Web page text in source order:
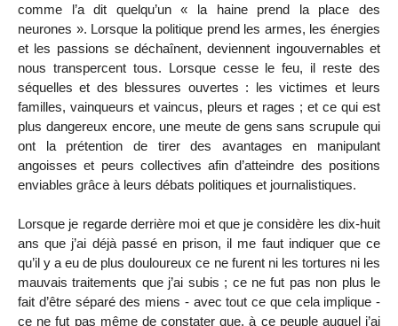
comme l’a dit quelqu’un « la haine prend la place des
neurones ». Lorsque la politique prend les armes, les énergies
et les passions se déchaînent, deviennent ingouvernables et
nous transpercent tous. Lorsque cesse le feu, il reste des
séquelles et des blessures ouvertes : les victimes et leurs
familles, vainqueurs et vaincus, pleurs et rages ; et ce qui est
plus dangereux encore, une meute de gens sans scrupule qui
ont la prétention de tirer des avantages en manipulant
angoisses et peurs collectives afin d’atteindre des positions
enviables grâce à leurs débats politiques et journalistiques.
Lorsque je regarde derrière moi et que je considère les dix-huit
ans que j’ai déjà passé en prison, il me faut indiquer que ce
qu’il y a eu de plus douloureux ce ne furent ni les tortures ni les
mauvais traitements que j’ai subis ; ce ne fut pas non plus le
fait d’être séparé des miens - avec tout ce que cela implique -
ce ne fut pas même de constater que, à ce peuple auquel j’ai